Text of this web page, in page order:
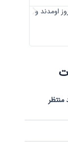
اومدند و